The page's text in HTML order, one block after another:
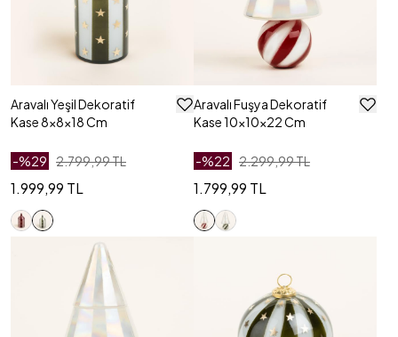
Aravalı Yeşil Dekoratif
Kase 8x8x18 Cm
-%29 2.799,99 TL
1.999,99 TL
Aravalı Fuşya Dekoratif
Kase 10x10x22 Cm
-%22 2.299,99 TL
1.799,99 TL